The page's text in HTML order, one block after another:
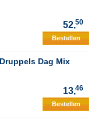
52,50
Bestellen
Dag Mix
13,46
Bestellen